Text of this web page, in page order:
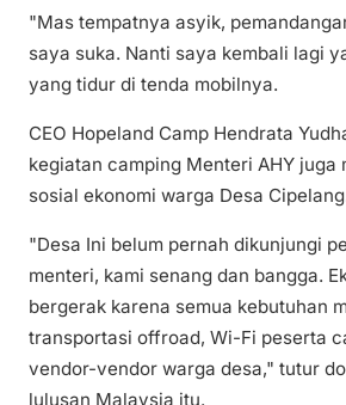
"Mas tempatnya asyik,
saya suka. Nanti saya kembali lagi
yang tidur di tenda mobilnya.
CEO Hopeland Camp Hendrata
kegiatan camping Menteri AHY juga
sosial ekonomi warga Desa
"Desa Ini belum pernah dikunjungi
menteri, kami senang dan bangga.
bergerak karena semua kebutuhan
transportasi offroad, Wi-Fi peserta
vendor-vendor warga desa," tutur
lulusan Malaysia itu.